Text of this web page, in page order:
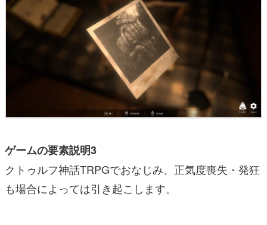
ゲームの要素説明3
クトゥルフ神話TRPGでおなじみ、正気度喪失・発狂
も場合によっては引き起こします。